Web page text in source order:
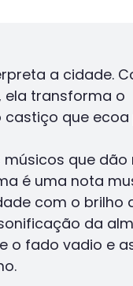
a cidade.
transforma o
que ecoa
que dão
é uma nota
com o brilho
da
o fado vadio e